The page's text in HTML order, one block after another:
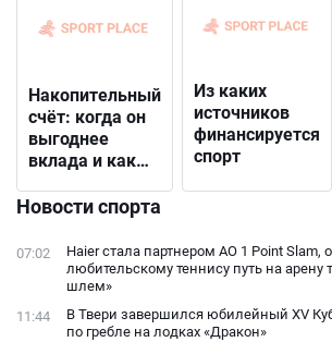
Накопительный
счёт: когда он
выгоднее
вклада и как
подходящий
Из каких
источников
финансируется
спорт
Новости спорта
07:02
Haier стала партнером AO 1 Point Slam,
любительскому теннису путь на арену
шлем»
11:44
В Твери завершился юбилейный XV
по гребле на лодках «Дракон»